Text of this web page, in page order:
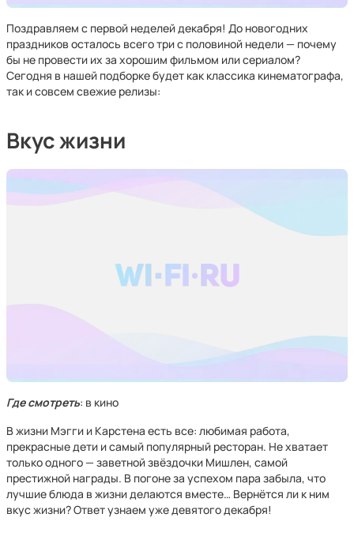
Поздравляем с первой неделей декабря! До новогодних
праздников осталось всего три с половиной недели — почему
бы не провести их за хорошим фильмом или сериалом?
Сегодня в нашей подборке будет как классика кинематографа,
так и совсем свежие релизы:
Вкус жизни
Где смотреть: в кино
В жизни Мэгги и Карстена есть все: любимая работа,
прекрасные дети и самый популярный ресторан. Не хватает
только одного — заветной звёздочки Мишлен, самой
престижной награды. В погоне за успехом пара забыла, что
лучшие блюда в жизни делаются вместе… Вернётся ли к ним
вкус жизни? Ответ узнаем уже девятого декабря!